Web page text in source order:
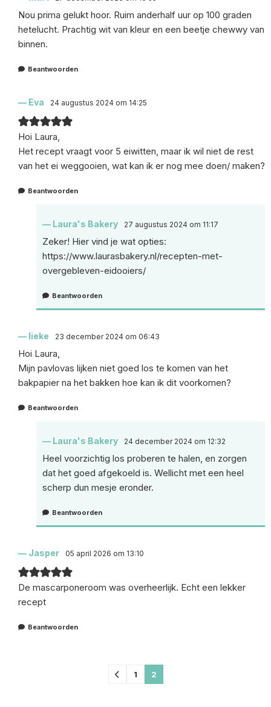
Nou prima gelukt hoor. Ruim anderhalf uur op 100 graden
hetelucht. Prachtig wit van kleur en een beetje chewwy van
binnen.
Beantwoorden
Eva 24 augustus 2024 om 14:25
Hoi Laura,
Het recept vraagt voor 5 eiwitten, maar ik wil niet de rest
van het ei weggooien, wat kan ik er nog mee doen/ maken?
Beantwoorden
Laura's Bakery 27 augustus 2024 om 11:17
Zeker! Hier vind je wat opties:
https://www.laurasbakery.nl/recepten-met-
overgebleven-eidooiers/
Beantwoorden
lieke 23 december 2024 om 06:43
Hoi Laura,
Mijn pavlovas lijken niet goed los te komen van het
bakpapier na het bakken hoe kan ik dit voorkomen?
Beantwoorden
Laura's Bakery 24 december 2024 om 12:32
Heel voorzichtig los proberen te halen, en zorgen
dat het goed afgekoeld is. Wellicht met een heel
scherp dun mesje eronder.
Beantwoorden
Jasper 05 april 2026 om 13:10
De mascarponeroom was overheerlijk. Echt een lekker
recept
Beantwoorden
1 2